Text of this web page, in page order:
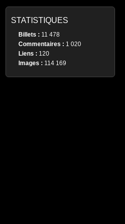
STATISTIQUES
Billets : 11 478
Commentaires : 1 020
Liens : 120
Images : 114 169